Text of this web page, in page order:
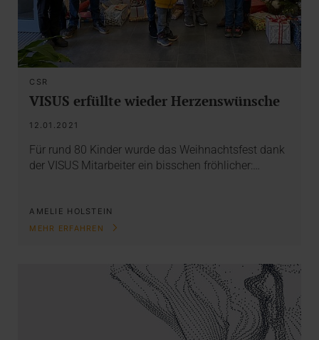
CSR
VISUS erfüllte wieder Herzenswünsche
12.01.2021
Für rund 80 Kinder wurde das Weihnachtsfest dank
der VISUS Mitarbeiter ein bisschen fröhlicher:…
AMELIE HOLSTEIN
MEHR ERFAHREN